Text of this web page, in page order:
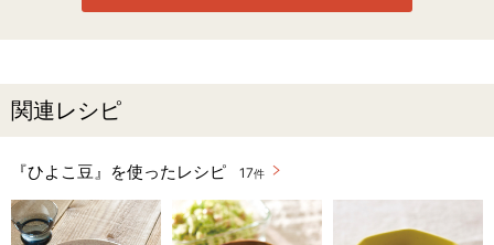
関連レシピ
『ひよこ豆』を使ったレシピ 17件